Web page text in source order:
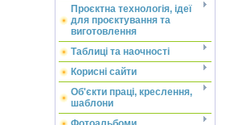
Проєктна технологія, ідеї
для проєктування та
виготовлення
Таблиці та наочності
Корисні сайти
Об'єкти праці, креслення,
шаблони